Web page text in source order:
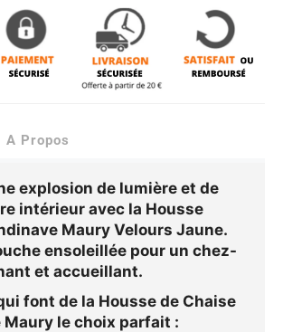
A Propos
explosion de lumière et de
intérieur avec la Housse
Maury Velours Jaune.
ensoleillée pour un chez-
et accueillant.
font de la Housse de Chaise
Maury le choix parfait :